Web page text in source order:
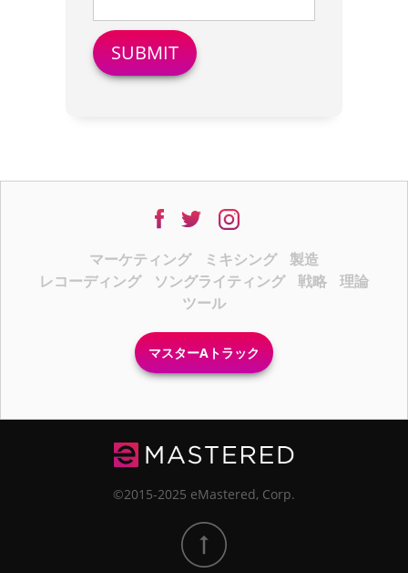
マーケティング ミキシング
製造
レコーディング
ソングライティング 戦略
理論
ツール
マスターAトラック
©2015-2025 eMastered, Corp.